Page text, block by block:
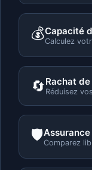
💰Capacité
Calculez
🔄 Rachat
Réduisez
🛡️Comparez